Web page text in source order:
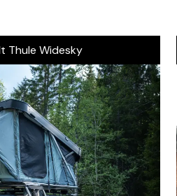
Thule Widesky